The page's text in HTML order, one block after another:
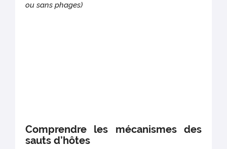
ou sans phages)
Comprendre les mécanismes des
sauts d’hôtes